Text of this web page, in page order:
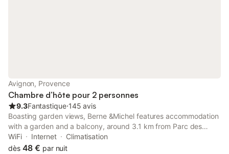
Avignon, Provence
Chambre d’hôte pour 2 personnes
9.3Fantastique⋅145 avis
Boasting garden views, Berne &Michel features accommodation
with a garden and a balcony, around 3.1 km from Parc des
Expositions Avignon. This property offers access to a terrace,
free private parking and free WiFi.
WiFi Internet
Climatisation
dès 48 € par nuit